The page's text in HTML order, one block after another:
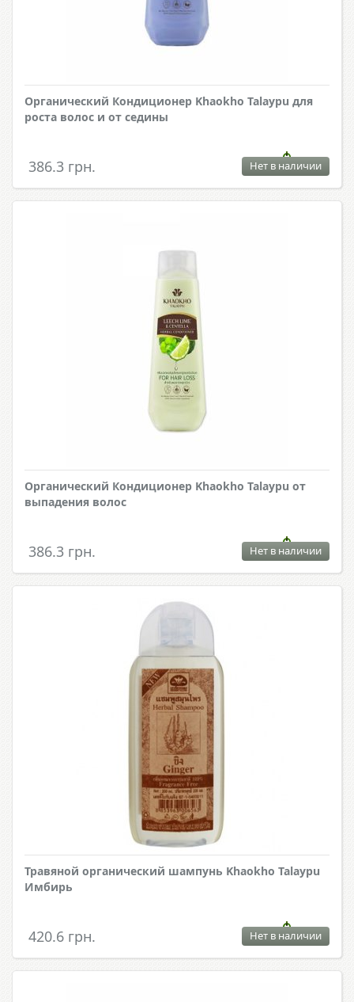
Органический Кондиционер Khaokho Talaypu для
роста волос и от седины
386.3 грн. Нет в наличии
Органический Кондиционер Khaokho Talaypu от
выпадения волос
386.3 грн. Нет в наличии
Травяной органический шампунь Khaokho Talaypu
Имбирь
420.6 грн. Нет в наличии